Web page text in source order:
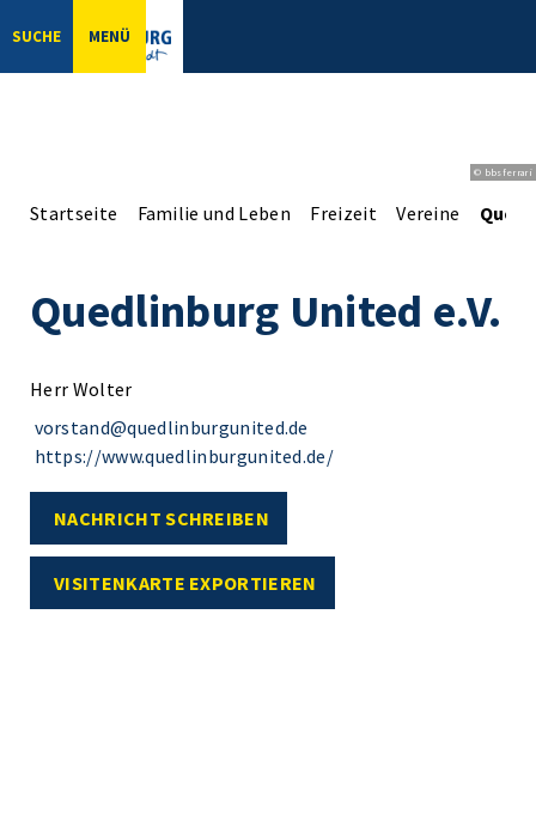
SUCHE MENÜ
© bbsferrari
Startseite Familie und Leben Freizeit Vereine
Quedlinburg United e.V.
Herr Wolter
vorstand@quedlinburgunited.de
https://www.quedlinburgunited.de/
NACHRICHT SCHREIBEN
VISITENKARTE EXPORTIEREN